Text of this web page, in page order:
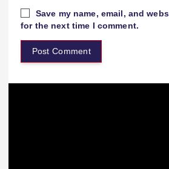
Save my name, email, and
for the next time I comment.